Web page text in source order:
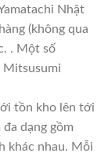
Nhật
(không qua
. Một số
Mitsusumi
tồn kho lên tới
dạng gồm
khác nhau. Mỗi